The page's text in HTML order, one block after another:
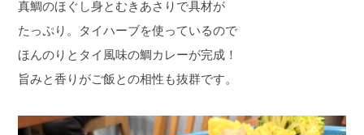
真鯛のほぐし身とむきあさりで具材が
たっぷり。タイハーブを使っているので
ほんのりとタイ風味の鯛カレーが完成！
旨みと香りがご飯との相性も抜群です。